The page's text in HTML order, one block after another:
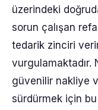
üzerindeki
sorun çalışan
tedarik zinciri
güvenilir nakliye
sürdürmek için